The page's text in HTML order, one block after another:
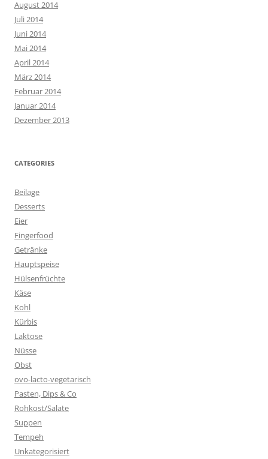
August 2014
Juli 2014
Juni 2014
Mai 2014
April 2014
März 2014
Februar 2014
Januar 2014
Dezember 2013
CATEGORIES
Beilage
Desserts
Eier
Fingerfood
Getränke
Hauptspeise
Hülsenfrüchte
Käse
Kohl
Kürbis
Laktose
Nüsse
Obst
ovo-lacto-vegetarisch
Pasten, Dips & Co
Rohkost/Salate
Suppen
Tempeh
Unkategorisiert